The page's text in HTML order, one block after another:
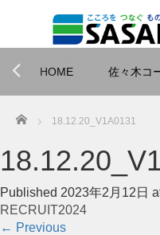
HOME 佐々木コ
Home 18.12.20_V1A0131
Published 2023年2月12日
RECRUIT2024
← Previous